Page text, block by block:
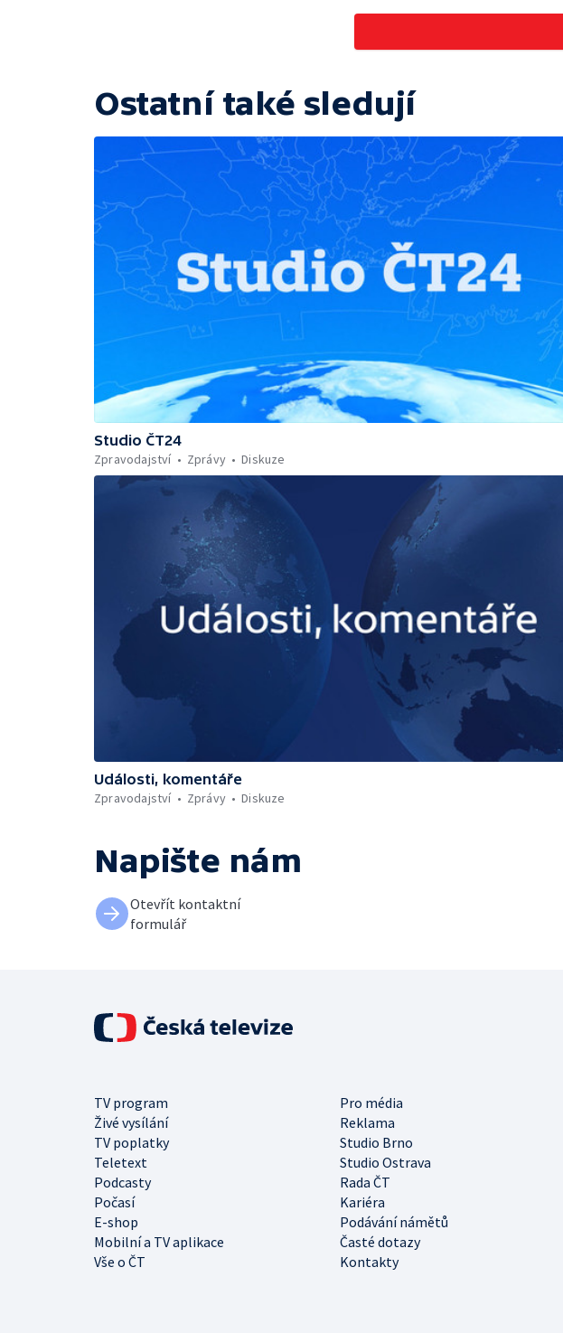
Ostatní také sledují
Studio ČT24
Zpravodajství
Zprávy Diskuze
Události, komentáře
Zpravodajství
Zprávy Diskuze
Napište nám
Otevřít kontaktní
formulář
TV program
Pro média
Živé vysílání
Reklama
TV poplatky
Studio Brno
Teletext
Studio Ostrava
Podcasty
Rada ČT
Počasí
Kariéra
E-shop
Podávání námětů
Mobilní a TV aplikace
Časté dotazy
Vše o ČT
Kontakty